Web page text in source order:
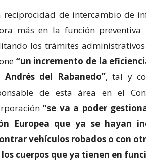
reciprocidad de intercambio de
más en la función
los trámites
“un incremento de la
Andrés del Rabanedo”, tal y
de esta área en el
“se va a poder
Europea que ya se hayan
vehículos robados o con
los cuerpos que ya tienen en